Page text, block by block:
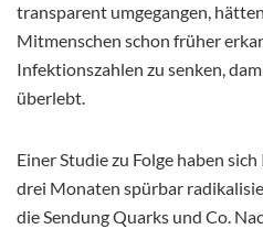
transparent umgegangen,
Mitmenschen schon früher
Infektionszahlen zu senken,
überlebt.
Einer Studie zu Folge haben
drei Monaten spürbar
die Sendung Quarks und Co.